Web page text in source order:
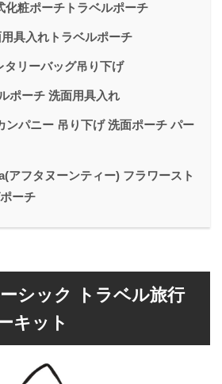
化粧ポーチトラベルポーチ
具入れトラベルポーチ
タリーバッグ吊り下げ
ポーチ 洗面用具入れ
ンパニー 吊り下げ 洗面ポーチ パー
アフタヌーンティー) フラワースト
ーチ
シック トラベル旅行
キット